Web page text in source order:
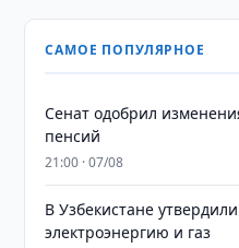
САМОЕ ПОПУЛЯРНОЕ
Сенат одобрил
пенсий
21:00 · 07/08
В Узбекистане
электроэнергию и газ